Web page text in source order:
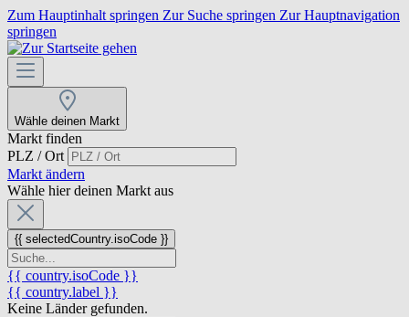
Zum Hauptinhalt springen Zur Suche springen Zur Hauptnavigation
springen
Wähle deinen Markt
Markt finden
PLZ / Ort
Markt ändern
Wähle hier deinen Markt aus
{{ selectedCountry.isoCode }}
{{ country.isoCode }}
{{ country.label }}
Keine Länder gefunden.